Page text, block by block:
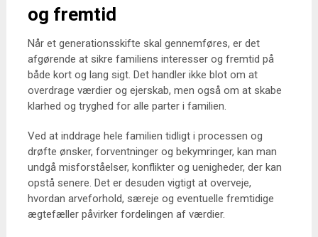
og fremtid
Når et generationsskifte skal gennemføres, er det
afgørende at sikre familiens interesser og fremtid på
både kort og lang sigt. Det handler ikke blot om at
overdrage værdier og ejerskab, men også om at skabe
klarhed og tryghed for alle parter i familien.
Ved at inddrage hele familien tidligt i processen og
drøfte ønsker, forventninger og bekymringer, kan man
undgå misforståelser, konflikter og uenigheder, der kan
opstå senere. Det er desuden vigtigt at overveje,
hvordan arveforhold, særeje og eventuelle fremtidige
ægtefæller påvirker fordelingen af værdier.